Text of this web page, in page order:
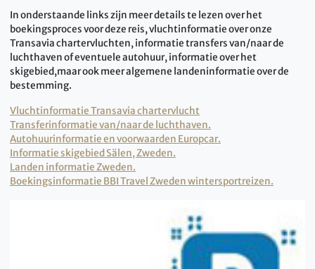
In onderstaande links zijn meer details te lezen over het
boekingsproces voor deze reis, vluchtinformatie over onze
Transavia chartervluchten, informatie transfers van/naar de
luchthaven of eventuele autohuur, informatie over het
skigebied,maar ook meer algemene landeninformatie over de
bestemming.
Vluchtinformatie Transavia chartervlucht
Transferinformatie van/naar de luchthaven.
Autohuurinformatie en voorwaarden Europcar.
Informatie skigebied Sälen, Zweden.
Landen informatie Zweden.
Boekingsinformatie BBI Travel Zweden wintersportreizen.